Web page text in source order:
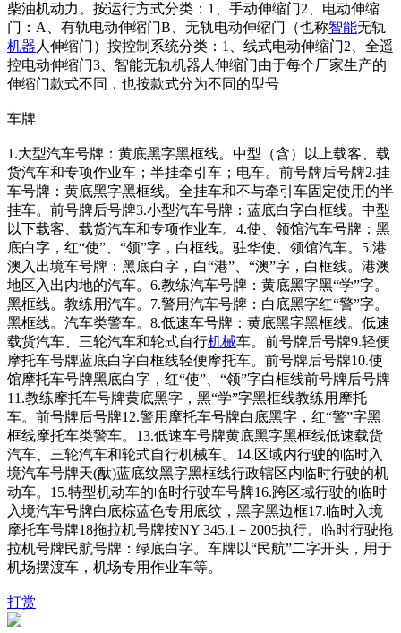
柴油机动力。按运行方式分类：1、手动伸缩门2、电动伸缩
门：A、有轨电动伸缩门B、无轨电动伸缩门（也称智能无轨
机器 人伸缩门）按控制系统分类：1、线式电动伸缩门2、全遥
控电动伸缩门3、智能无轨机器人伸缩门由于每个厂家生产的
伸缩门款式不同，也按款式分为不同的型号
车牌
1.大型汽车号牌：黄底黑字黑框线。中型（含）以上载客、载
货汽车和专项作业车；半挂牵引车；电车。前号牌后号牌2.挂
车号牌：黄底黑字黑框线。全挂车和不与牵引车固定使用的半
挂车。前号牌后号牌3.小型汽车号牌：蓝底白字白框线。中型
以下载客、载货汽车和专项作业车。4.使、领馆汽车号牌：黑
底白字，红“使”、“领”字，白框线。驻华使、领馆汽车。5.港
澳入出境车号牌：黑底白字，白“港”、“澳”字，白框线。港澳
地区入出内地的汽车。6.教练汽车号牌：黄底黑字黑“学”字。
黑框线。教练用汽车。7.警用汽车号牌：白底黑字红“警”字。
黑框线。汽车类警车。8.低速车号牌：黄底黑字黑框线。低速
载货汽车、三轮汽车和轮式自行机械车。前号牌后号牌9.轻便
摩托车号牌蓝底白字白框线轻便摩托车。前号牌后号牌10.使
馆摩托车号牌黑底白字，红“使”、“领”字白框线前号牌后号牌
11.教练摩托车号牌黄底黑字，黑“学”字黑框线教练用摩托
车。前号牌后号牌12.警用摩托车号牌白底黑字，红“警”字黑
框线摩托车类警车。13.低速车号牌黄底黑字黑框线低速载货
汽车、三轮汽车和轮式自行机械车。14.区域内行驶的临时入
境汽车号牌天(酞)蓝底纹黑字黑框线行政辖区内临时行驶的机
动车。15.特型机动车的临时行驶车号牌16.跨区域行驶的临时
入境汽车号牌白底棕蓝色专用底纹，黑字黑边框17.临时入境
摩托车号牌18拖拉机号牌按NY 345.1－2005执行。临时行驶拖
拉机号牌民航号牌：绿底白字。车牌以“民航”二字开头，用于
机场摆渡车，机场专用作业车等。
打赏